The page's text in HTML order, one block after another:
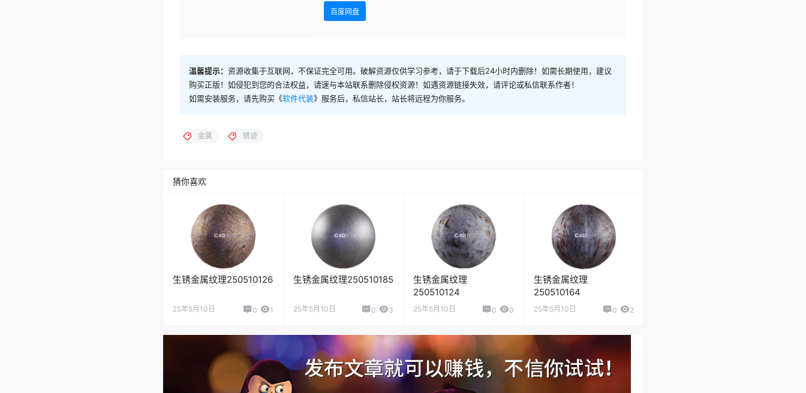
百度网盘
温馨提示： 资源收集于互联网，不保证完全可用。破解资源仅供学习参考，请于下载后24小时内删除！如需长期使用，建议
购买正版！如侵犯到您的合法权益，请速与本站联系删除侵权资源！如遇资源链接失效，请评论或私信联系作者！
如需安装服务，请先购买《软件代装》服务后，私信站长，站长将远程为你服务。
金属 锈迹
猜你喜欢
生锈金属纹理250510126
25年5月10日 0 1
生锈金属纹理250510185
25年5月10日 0 3
生锈金属纹理
250510124
25年5月10日 0 0
生锈金属纹理
250510164
25年5月10日 0 2